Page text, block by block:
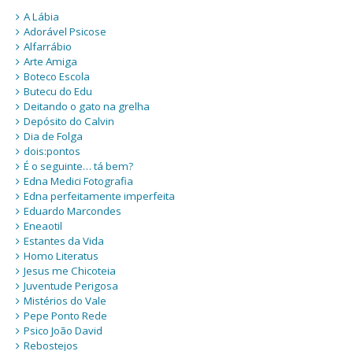
A Lábia
Adorável Psicose
Alfarrábio
Arte Amiga
Boteco Escola
Butecu do Edu
Deitando o gato na grelha
Depósito do Calvin
Dia de Folga
dois:pontos
É o seguinte… tá bem?
Edna Medici Fotografia
Edna perfeitamente imperfeita
Eduardo Marcondes
Eneaotil
Estantes da Vida
Homo Literatus
Jesus me Chicoteia
Juventude Perigosa
Mistérios do Vale
Pepe Ponto Rede
Psico João David
Rebostejos